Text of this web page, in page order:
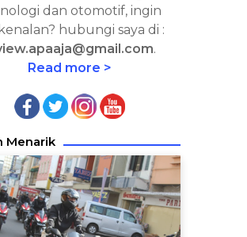
dan otomotif, ingin
hubungi saya di :
.
Read more >
Menarik